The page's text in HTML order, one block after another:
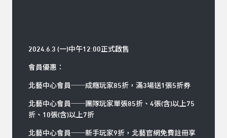
2024.6.3 (一)中午12:00正式啟售
會員優惠：
北藝中心會員──成癮玩家85折，滿3場送1張5折券
北藝中心會員──團隊玩家單張85折、4張(含)以上75
折、10張(含)以上7折
北藝中心會員──新手玩家9折，北藝官網免費註冊享